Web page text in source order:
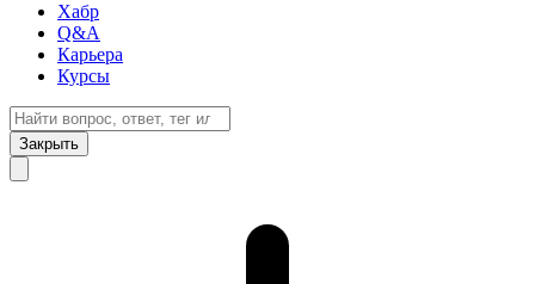
Хабр
Q&A
Карьера
Курсы
Закрыть